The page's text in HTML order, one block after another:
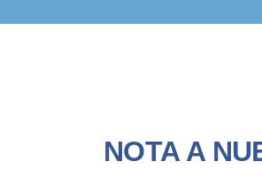
NOTA A